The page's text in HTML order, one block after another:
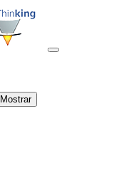
Mostrar